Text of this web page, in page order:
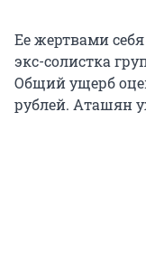
Ее жертвами
экс-солистка
Общий ущерб
рублей. Аташян